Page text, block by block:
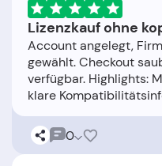
Lizenzkauf ohne
Account angelegt,
gewählt. Checkout
verfügbar. Highlights:
0